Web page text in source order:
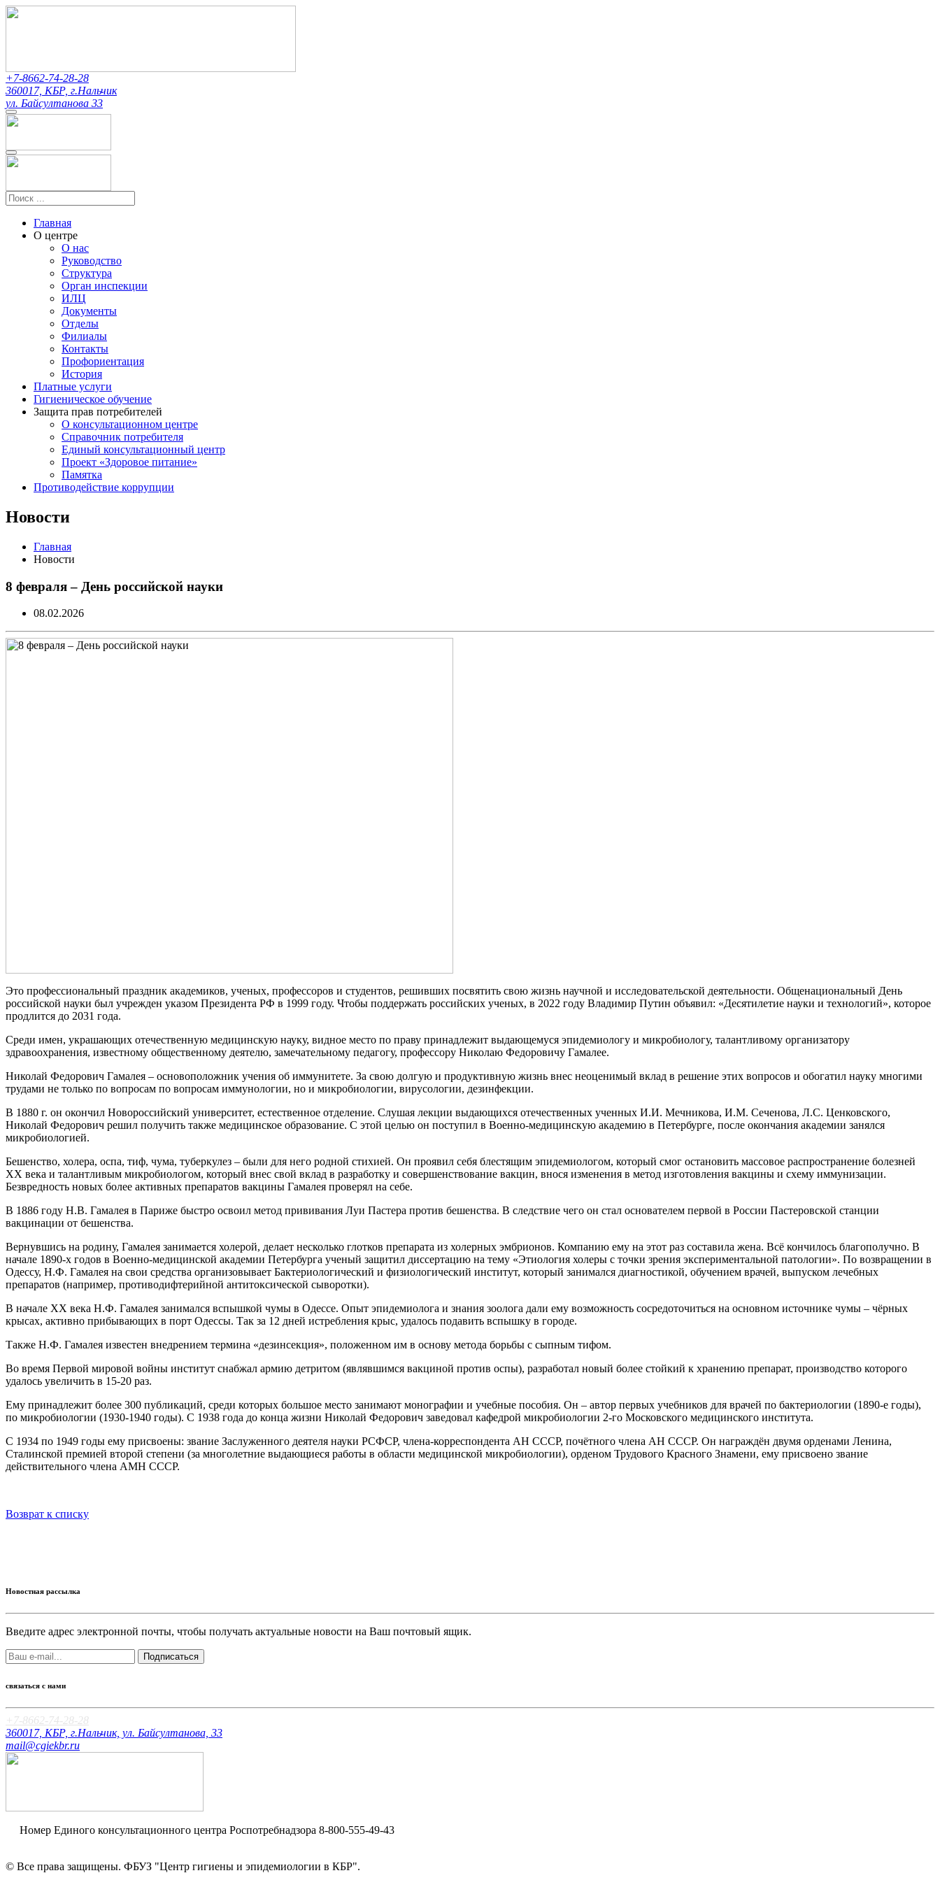
+7-8662-74-28-28
360017, КБР, г.Нальчик
ул. Байсултанова 33
Главная
О центре
О нас
Руководство
Структура
Орган инспекции
ИЛЦ
Документы
Отделы
Филиалы
Контакты
Профориентация
История
Платные услуги
Гигиеническое обучение
Защита прав потребителей
О консультационном центре
Справочник потребителя
Единый консультационный центр
Проект «Здоровое питание»
Памятка
Противодействие коррупции
Новости
Главная
Новости
8 февраля – День российской науки
08.02.2026
Это профессиональный праздник академиков, ученых, профессоров и студентов, решивших посвятить свою жизнь научной и исследовательской деятельности. Общенациональный День
российской науки был учрежден указом Президента РФ в 1999 году. Чтобы поддержать российских ученых, в 2022 году Владимир Путин объявил: «Десятилетие науки и технологий», которое
продлится до 2031 года.
Среди имен, украшающих отечественную медицинскую науку, видное место по праву принадлежит выдающемуся эпидемиологу и микробиологу, талантливому организатору
здравоохранения, известному общественному деятелю, замечательному педагогу, профессору Николаю Федоровичу Гамалее.
Николай Федорович Гамалея – основоположник учения об иммунитете. За свою долгую и продуктивную жизнь внес неоценимый вклад в решение этих вопросов и обогатил науку многими
трудами не только по вопросам по вопросам иммунологии, но и микробиологии, вирусологии, дезинфекции.
В 1880 г. он окончил Новороссийский университет, естественное отделение. Слушая лекции выдающихся отечественных ученных И.И. Мечникова, И.М. Сеченова, Л.С. Ценковского,
Николай Федорович решил получить также медицинское образование. С этой целью он поступил в Военно-медицинскую академию в Петербурге, после окончания академии занялся
микробиологией.
Бешенство, холера, оспа, тиф, чума, туберкулез – были для него родной стихией. Он проявил себя блестящим эпидемиологом, который смог остановить массовое распространение болезней
ХХ века и талантливым микробиологом, который внес свой вклад в разработку и совершенствование вакцин, внося изменения в метод изготовления вакцины и схему иммунизации.
Безвредность новых более активных препаратов вакцины Гамалея проверял на себе.
В 1886 году Н.В. Гамалея в Париже быстро освоил метод прививания Луи Пастера против бешенства. В следствие чего он стал основателем первой в России Пастеровской станции
вакцинации от бешенства.
Вернувшись на родину, Гамалея занимается холерой, делает несколько глотков препарата из холерных эмбрионов. Компанию ему на этот раз составила жена. Всё кончилось благополучно. В
начале 1890-х годов в Военно-медицинской академии Петербурга ученый защитил диссертацию на тему «Этиология холеры с точки зрения экспериментальной патологии». По возвращении в
Одессу, Н.Ф. Гамалея на свои средства организовывает Бактериологический и физиологический институт, который занимался диагностикой, обучением врачей, выпуском лечебных
препаратов (например, противодифтерийной антитоксической сыворотки).
В начале ХХ века Н.Ф. Гамалея занимался вспышкой чумы в Одессе. Опыт эпидемиолога и знания зоолога дали ему возможность сосредоточиться на основном источнике чумы – чёрных
крысах, активно прибывающих в порт Одессы. Так за 12 дней истребления крыс, удалось подавить вспышку в городе.
Также Н.Ф. Гамалея известен внедрением термина «дезинсекция», положенном им в основу метода борьбы с сыпным тифом.
Во время Первой мировой войны институт снабжал армию детритом (являвшимся вакциной против оспы), разработал новый более стойкий к хранению препарат, производство которого
удалось увеличить в 15-20 раз.
Ему принадлежит более 300 публикаций, среди которых большое место занимают монографии и учебные пособия. Он – автор первых учебников для врачей по бактериологии (1890-е годы),
по микробиологии (1930-1940 годы). С 1938 года до конца жизни Николай Федорович заведовал кафедрой микробиологии 2-го Московского медицинского института.
С 1934 по 1949 годы ему присвоены: звание Заслуженного деятеля науки РСФСР, члена-корреспондента АН СССР, почётного члена АН СССР. Он награждён двумя орденами Ленина,
Сталинской премией второй степени (за многолетние выдающиеся работы в области медицинской микробиологии), орденом Трудового Красного Знамени, ему присвоено звание
действительного члена АМН СССР.
Возврат к списку
Новостная рассылка
Введите адрес электронной почты, чтобы получать актуальные новости на Ваш почтовый ящик.
Подписаться
связаться с нами
+7-8662-74-28-28
360017, КБР, г.Нальчик, ул. Байсултанова, 33
mail@cgiekbr.ru
Номер Единого консультационного центра Роспотребнадзора 8-800-555-49-43
© Все права защищены. ФБУЗ "Центр гигиены и эпидемиологии в КБР".